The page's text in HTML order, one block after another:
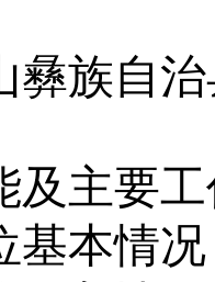
彝族自
及主要
基本情况